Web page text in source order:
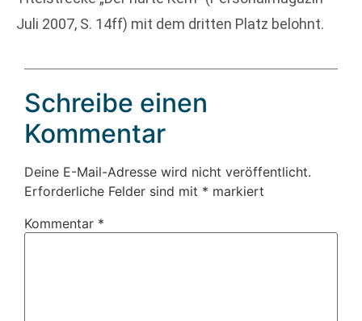
Juli 2007, S. 14ff) mit dem dritten Platz belohnt.
Schreibe einen
Kommentar
Deine E-Mail-Adresse wird nicht veröffentlicht.
Erforderliche Felder sind mit * markiert
Kommentar *